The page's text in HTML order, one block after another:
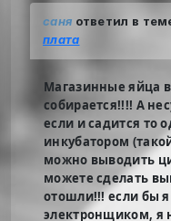
саня ответил в
плата
Магазинные яйца
собирается!!!! А
если и садится то
инкубатором
можно выводить
можете сделать
отошли!!! если бы
электронщиком, я